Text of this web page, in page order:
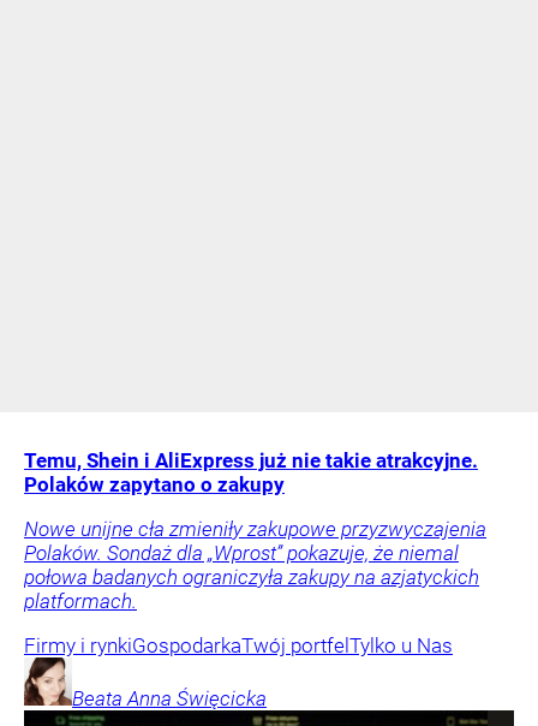
Temu, Shein i AliExpress już nie takie atrakcyjne.
Polaków zapytano o zakupy
Nowe unijne cła zmieniły zakupowe przyzwyczajenia
Polaków. Sondaż dla „Wprost” pokazuje, że niemal
połowa badanych ograniczyła zakupy na azjatyckich
platformach.
Firmy i rynkiGospodarkaTwój portfel Tylko u Nas
Beata Anna Święcicka